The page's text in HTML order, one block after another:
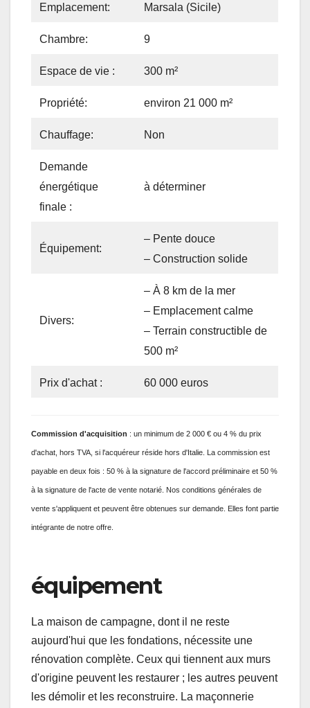
Emplacement: Marsala (Sicile)
Chambre: 9
Espace de vie : 300 m²
Propriété: environ 21 000 m²
Chauffage: Non
Demande
énergétique
finale :
à déterminer
Équipement:
– Pente douce
– Construction solide
Divers:
– À 8 km de la mer
– Emplacement calme
– Terrain constructible de
500 m²
Prix ​​d'achat : 60 000 euros
Commission d'acquisition : un minimum de 2 000 € ou 4 % du prix
d'achat, hors TVA, si l'acquéreur réside hors d'Italie. La commission est
payable en deux fois : 50 % à la signature de l'accord préliminaire et 50 %
à la signature de l'acte de vente notarié. Nos conditions générales de
vente s'appliquent et peuvent être obtenues sur demande. Elles font partie
intégrante de notre offre.
équipement
La maison de campagne, dont il ne reste
aujourd'hui que les fondations, nécessite une
rénovation complète. Ceux qui tiennent aux murs
d'origine peuvent les restaurer ; les autres peuvent
les démolir et les reconstruire. La maçonnerie